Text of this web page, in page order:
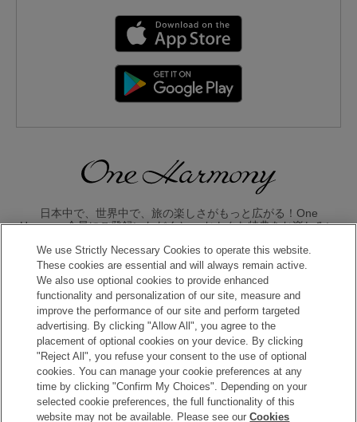
日本中で、世界中で、旅の楽しさがもっと広がる！One
Harmony会員にご登録いただくと、 おトクな特典をお楽しみい
入会のお申し込みはこちら
Copyright © Okura Nikko Hotel Management Co., Ltd. All
Rights Reserved.
We use Strictly Necessary Cookies to operate this website.
These cookies are essential and will always remain active.
We also use optional cookies to provide enhanced
functionality and personalization of our site, measure and
improve the performance of our site and perform targeted
advertising. By clicking "Allow All", you agree to the
placement of optional cookies on your device. By clicking
"Reject All", you refuse your consent to the use of optional
cookies. You can manage your cookie preferences at any
time by clicking "Confirm My Choices". Depending on your
selected cookie preferences, the full functionality of this
website may not be available. Please see ourCookies